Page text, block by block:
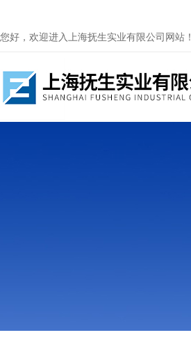
您好，欢迎进入上海抚生实业有限公司网站！